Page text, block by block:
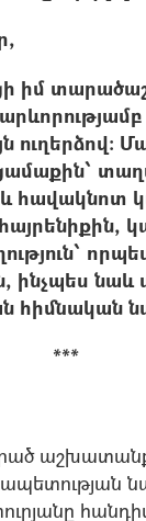
իմ
ուղերձով։
հավակնոտ
ինչպես
հիմնական
***